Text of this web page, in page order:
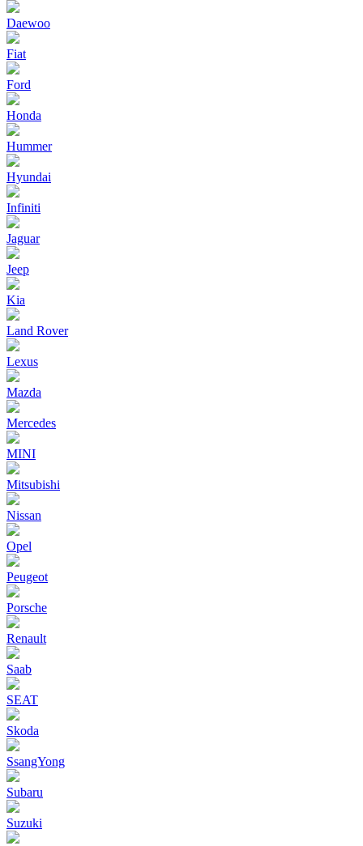
Daewoo
Fiat
Ford
Honda
Hummer
Hyundai
Infiniti
Jaguar
Jeep
Kia
Land Rover
Lexus
Mazda
Mercedes
MINI
Mitsubishi
Nissan
Opel
Peugeot
Porsche
Renault
Saab
SEAT
Skoda
SsangYong
Subaru
Suzuki